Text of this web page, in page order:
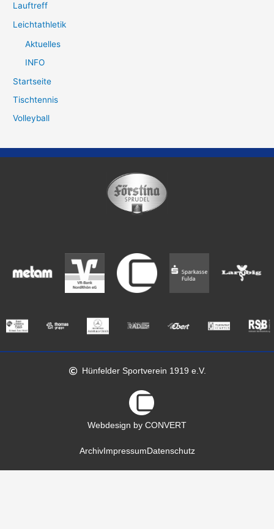
Lauftreff
Leichtathletik
Aktuelles
INFO
Startseite
Tischtennis
Volleyball
Hünfelder Sportverein 1919 e.V.
Webdesign by CONVERT
ArchivImpressumDatenschutz